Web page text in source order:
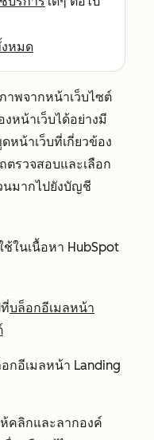
หมด
พจากหน้าเว็บไซต์
หน้าเว็บได้อย่างมี
หน้าเว็บที่เกี่ยวข้อง
รวจสอบและเลือก
มากไปยังบัญชี
ในเนื้อหา HubSpot
บล็อกอีเมลหน้า
กอีเมลหน้า Landing
คลิกและลากองค์